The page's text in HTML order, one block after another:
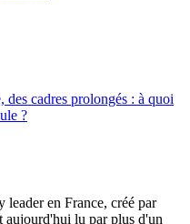
des cadres prolongés : à quoi
?
leader en France, créé par
aujourd'hui lu par plus d'un